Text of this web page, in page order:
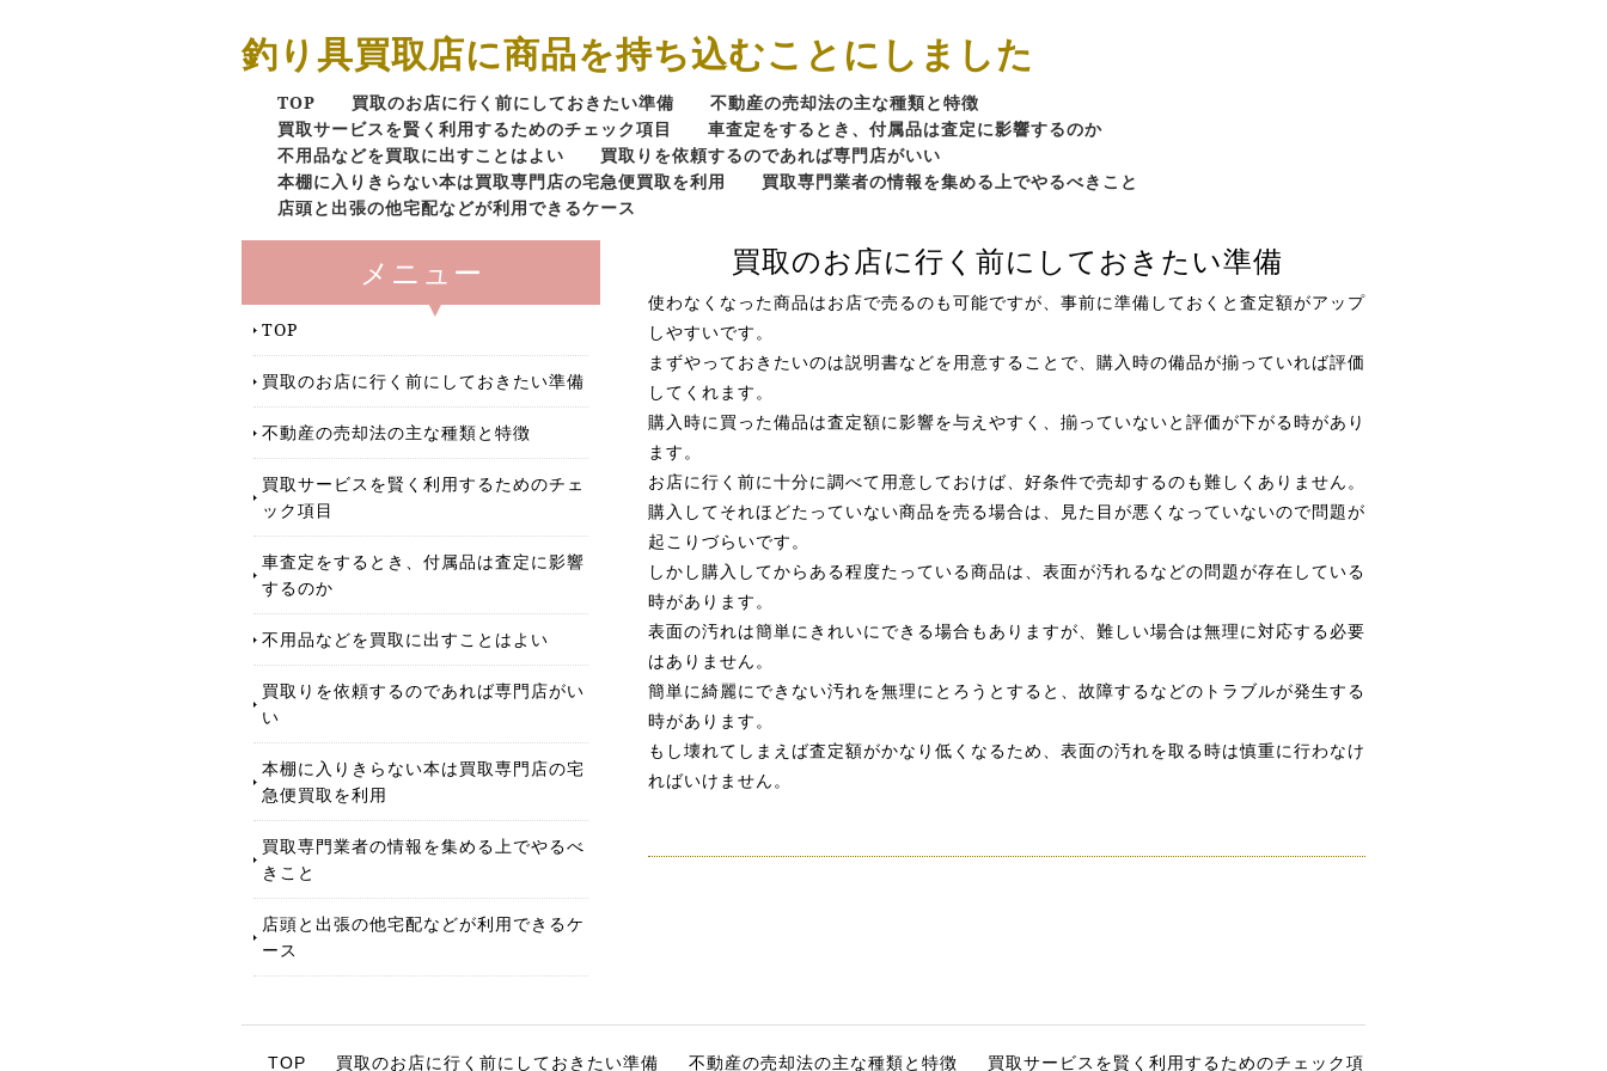
釣り具買取店に商品を持ち込むことにしました
TOP 買取のお店に行く前にしておきたい準備
不動産の売却法の主な種類と特徴
買取サービスを賢く利用するためのチェック項目
車査定をするとき、付属品は査定に影響するのか
不用品などを買取に出すことはよい
買取りを依頼するのであれば専門店がいい
本棚に入りきらない本は買取専門店の宅急便買取を利用
買取専門業者の情報を集める上でやるべきこと
店頭と出張の他宅配などが利用できるケース
メニュー
TOP
買取のお店に行く前にしておきたい準備
不動産の売却法の主な種類と特徴
買取サービスを賢く利用するためのチェ
ック項目
車査定をするとき、付属品は査定に影響
するのか
不用品などを買取に出すことはよい
買取りを依頼するのであれば専門店がい
い
本棚に入りきらない本は買取専門店の宅
急便買取を利用
買取専門業者の情報を集める上でやるべ
きこと
店頭と出張の他宅配などが利用できるケ
ース
買取のお店に行く前にしておきたい準備
使わなくなった商品はお店で売るのも可能ですが、事前に準備しておくと査定額がアップ
しやすいです。
まずやっておきたいのは説明書などを用意することで、購入時の備品が揃っていれば評価
してくれます。
購入時に買った備品は査定額に影響を与えやすく、揃っていないと評価が下がる時があり
ます。
お店に行く前に十分に調べて用意しておけば、好条件で売却するのも難しくありません。
購入してそれほどたっていない商品を売る場合は、見た目が悪くなっていないので問題が
起こりづらいです。
しかし購入してからある程度たっている商品は、表面が汚れるなどの問題が存在している
時があります。
表面の汚れは簡単にきれいにできる場合もありますが、難しい場合は無理に対応する必要
はありません。
簡単に綺麗にできない汚れを無理にとろうとすると、故障するなどのトラブルが発生する
時があります。
もし壊れてしまえば査定額がかなり低くなるため、表面の汚れを取る時は慎重に行わなけ
ればいけません。
TOP 買取のお店に行く前にしておきたい準備 不動産の売却法の主な種類と特徴 買取サービスを賢く利用するためのチェック項